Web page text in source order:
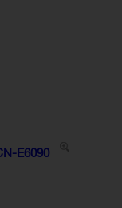
E6090